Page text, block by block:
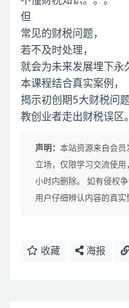
但
常见的财税问题，
若不及时处理，
就会为未来发展埋下永
本课程结合真实案例，
揭示初创期5大财税问题
教创业者走出财税误区。
声明： 本站资源来自会员
立场，仅限学习交流使
小时内删除。 如有侵权
用户仔细辨认内容的真实
收藏 海报